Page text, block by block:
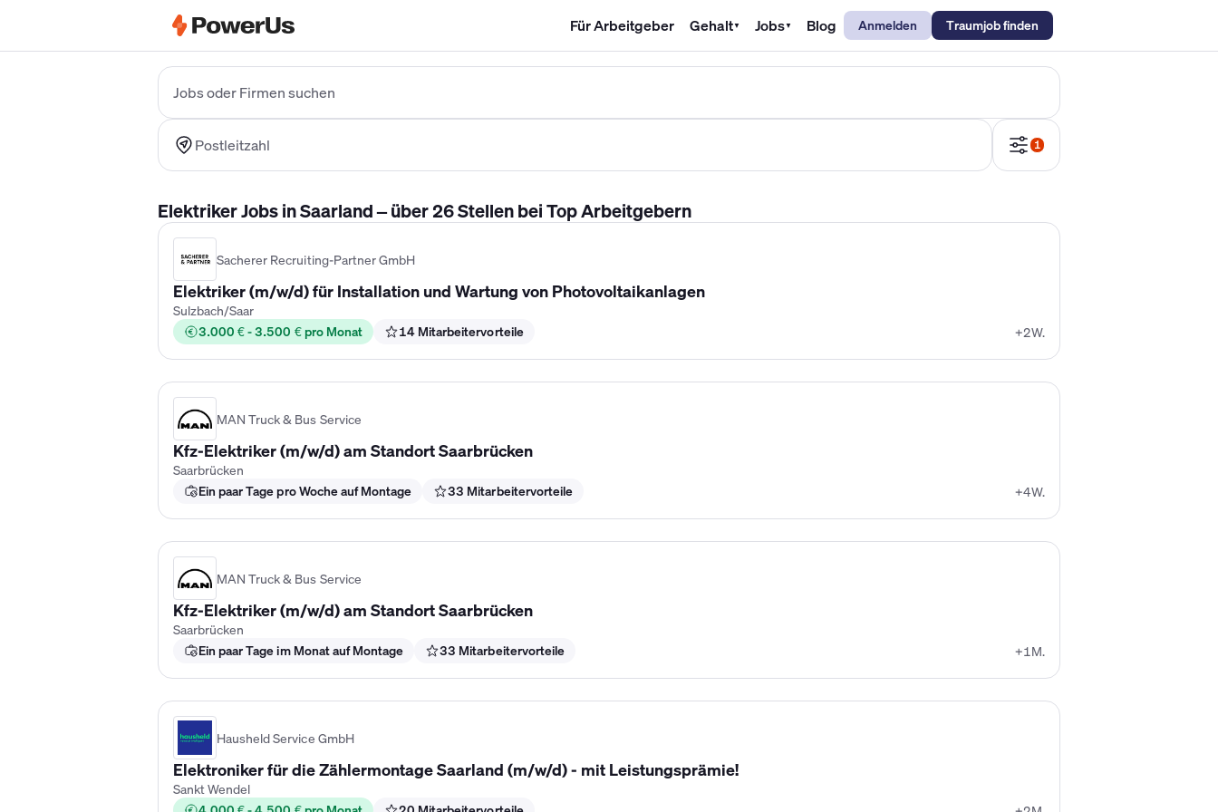
Für Arbeitgeber Gehalt▼ Jobs▼ Blog Anmelden Traumjob finden
Jobs oder Firmen suchen
Postleitzahl 1
Elektriker Jobs in Saarland – über 26 Stellen bei Top Arbeitgebern
Sacherer Recruiting-Partner GmbH
Elektriker (m/w/d) für Installation und Wartung von Photovoltaikanlagen
Sulzbach/Saar
3.000 € - 3.500 € pro Monat
14 Mitarbeitervorteile +2W.
MAN Truck & Bus Service
Kfz-Elektriker (m/w/d) am Standort Saarbrücken
Saarbrücken
Ein paar Tage pro Woche auf Montage
33 Mitarbeitervorteile +4W.
MAN Truck & Bus Service
Kfz-Elektriker (m/w/d) am Standort Saarbrücken
Saarbrücken
Ein paar Tage im Monat auf Montage
33 Mitarbeitervorteile +1M.
Hausheld Service GmbH
Elektroniker für die Zählermontage Saarland (m/w/d) - mit Leistungsprämie!
Sankt Wendel